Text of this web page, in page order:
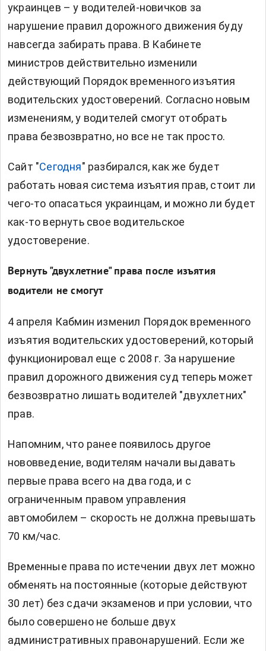
украинцев – у водителей-новичков за
нарушение правил дорожного движения буду
навсегда забирать права. В Кабинете
министров действительно изменили
действующий Порядок временного изъятия
водительских удостоверений. Согласно новым
изменениям, у водителей смогут отобрать
права безвозвратно, но все не так просто.
Сайт "Сегодня" разбирался, как же будет
работать новая система изъятия прав, стоит ли
чего-то опасаться украинцам, и можно ли будет
как-то вернуть свое водительское
удостоверение.
Вернуть "двухлетние" права после изъятия
водители не смогут
4 апреля Кабмин изменил Порядок временного
изъятия водительских удостоверений, который
функционировал еще с 2008 г. За нарушение
правил дорожного движения суд теперь может
безвозвратно лишать водителей "двухлетних"
прав.
Напомним, что ранее появилось другое
нововведение, водителям начали выдавать
первые права всего на два года, и с
ограниченным правом управления
автомобилем – скорость не должна превышать
70 км/час.
Временные права по истечении двух лет можно
обменять на постоянные (которые действуют
30 лет) без сдачи экзаменов и при условии, что
было совершено не больше двух
административных правонарушений. Если же